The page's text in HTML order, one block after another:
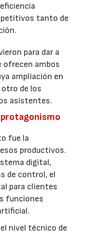
tanto de
para dar a
ofrecen ambos
ampliación en
de los
asistentes.
fue la
productivos.
digital,
de control, el
para clientes
funciones
nivel técnico de